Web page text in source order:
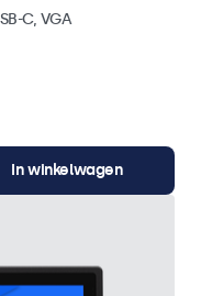
C, VGA
In winkelwagen